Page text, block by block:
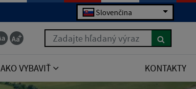
Slovenčina
Zadajte hľadaný výraz
AKO VYBAVIŤ KONTAKTY